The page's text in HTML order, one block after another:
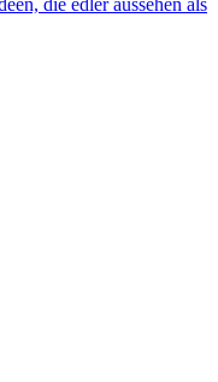
die edler aussehen als